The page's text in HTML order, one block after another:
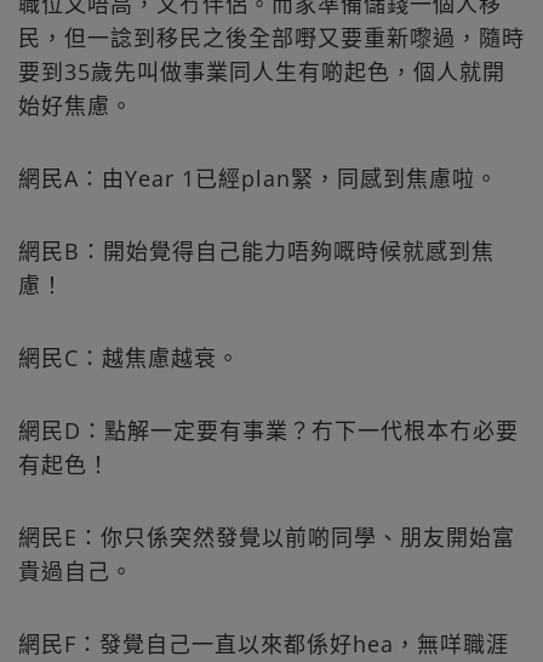
民，但一諗到移民之後全部嘢又要重新嚟過，隨時
要到35歲先叫做事業同人生有啲起色，個人就開
始好焦慮。
網民A：由Year 1已經plan緊，同感到焦慮啦。
網民B：開始覺得自己能力唔夠嘅時候就感到焦
慮！
網民C：越焦慮越衰。
網民D：點解一定要有事業？冇下一代根本冇必要
有起色！
網民E：你只係突然發覺以前啲同學、朋友開始富
貴過自己。
網民F：發覺自己一直以來都係好hea，無咩職涯